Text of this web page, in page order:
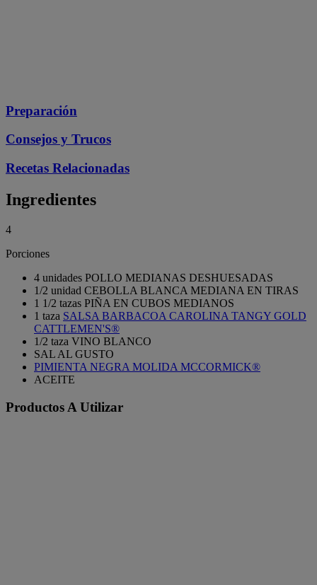
Preparación
Consejos y Trucos
Recetas Relacionadas
Ingredientes
4
Porciones
4 unidades POLLO MEDIANAS DESHUESADAS
1/2 unidad CEBOLLA BLANCA MEDIANA EN TIRAS
1 1/2 tazas PIÑA EN CUBOS MEDIANOS
1 taza SALSA BARBACOA CAROLINA TANGY GOLD
CATTLEMEN'S®
1/2 taza VINO BLANCO
SAL AL GUSTO
PIMIENTA NEGRA MOLIDA MCCORMICK®
ACEITE
Productos A Utilizar